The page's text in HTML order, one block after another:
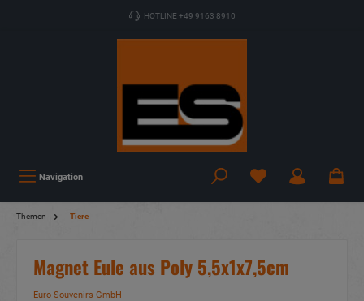
HOTLINE +49 9163 8910
Navigation
Themen Tiere
Magnet Eule aus Poly 5,5x1x7,5cm
Euro Souvenirs GmbH